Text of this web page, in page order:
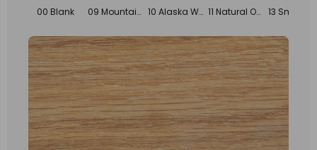
00 Blank 09 Mountain grey 10 Alaska White 11 Natural Oak